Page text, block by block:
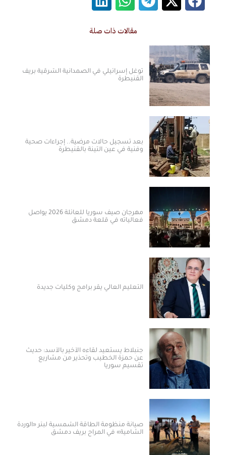
مقالات ذات صلة
توغل إسرائيلي في الصمدانية الشرقية بريف
القنيطرة
بعد تسجيل حالات مرضية.. إجراءات صحية
وفنية في عين التينة بالقنيطرة
مهرجان صيف سوريا للعائلة 2026 يواصل
فعالياته في قلعة دمشق
التعليم العالي يقر برامج وكليات جديدة
جنبلاط يستعيد لقاءه الأخير بالأسد: حديث
عن حمزة الخطيب وتحذير من مشاريع
تقسيم سوريا
صيانة منظومة الطاقة الشمسية لبئر «الوردة
الشامية» في المراح بريف دمشق